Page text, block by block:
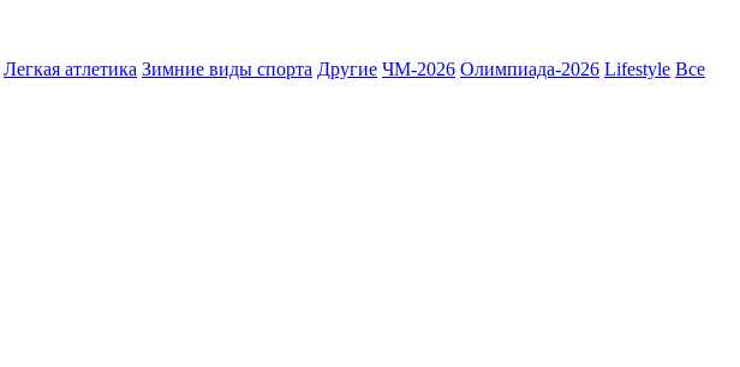
Легкая атлетика Зимние виды спорта Другие ЧМ-2026 Олимпиада-2026 Lifestyle Все